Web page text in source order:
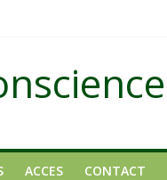
?
ACCES CONTACT